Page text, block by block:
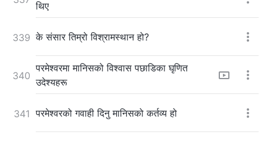
थिए
339 के संसार तिम्रो विश्रामस्थान हो?
340
परमेश्‍वरमा मानिसको विश्‍वास पछाडिका घृणित
उदेश्यहरू
341 परमेश्‍वरको गवाही दिनु मानिसको कर्तव्य हो